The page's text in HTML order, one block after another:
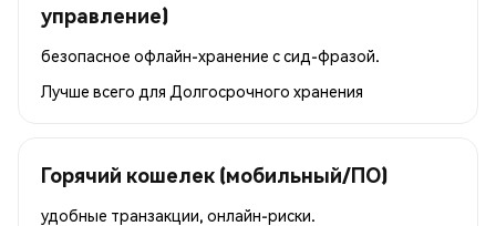
управление)
безопасное офлайн-хранение с сид-фразой.
Лучше всего для Долгосрочного хранения
Горячий кошелек (мобильный/ПО)
удобные транзакции, онлайн-риски.